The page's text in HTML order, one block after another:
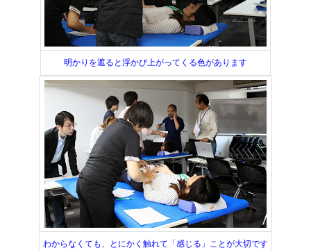
明かりを遮ると浮かび上がってくる色があります
わからなくても、とにかく触れて「感じる」ことが大切です